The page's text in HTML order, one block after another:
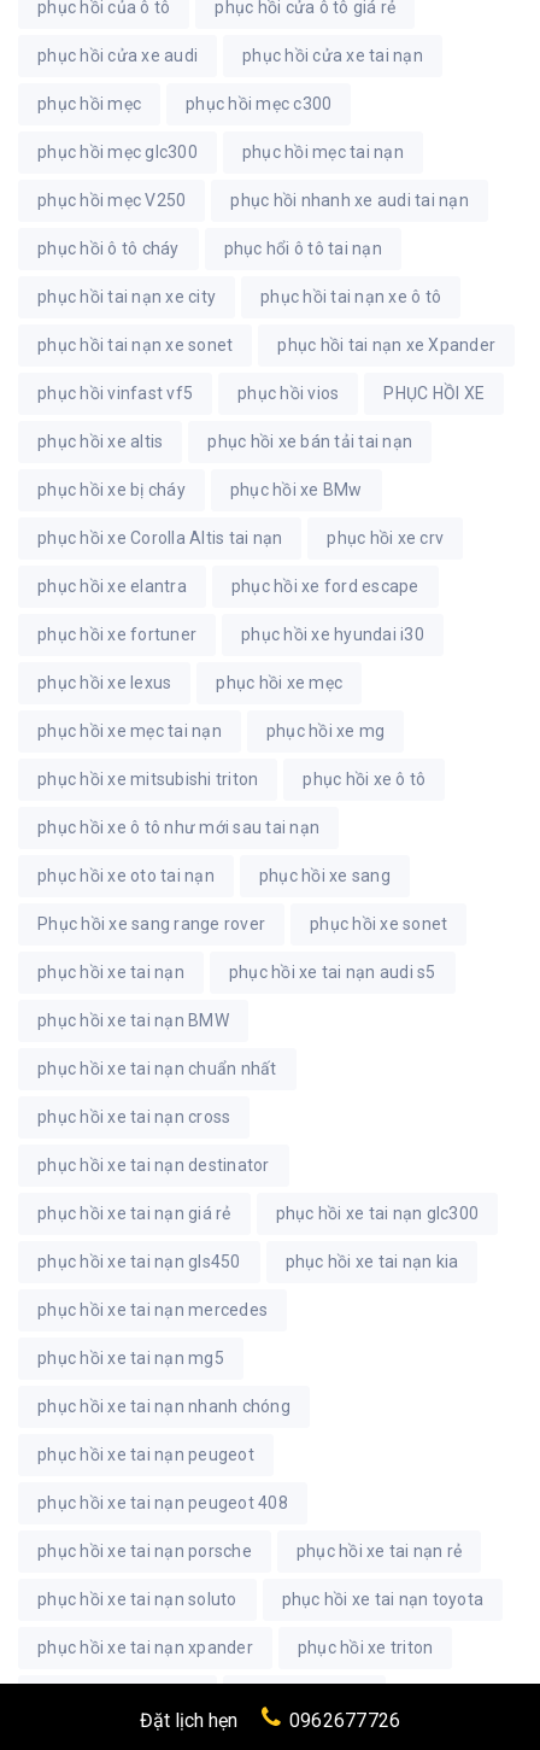
phục hồi của ô tô phục hồi cửa ô tô giá rẻ
phục hồi cửa xe audi phục hồi cửa xe tai nạn
phục hồi mẹc phục hồi mẹc c300
phục hồi mẹc glc300 phục hồi mẹc tai nạn
phục hồi mẹc V250 phục hồi nhanh xe audi tai nạn
phục hồi ô tô cháy phục hổi ô tô tai nạn
phục hồi tai nạn xe city phục hồi tai nạn xe ô tô
phục hồi tai nạn xe sonet phục hồi tai nạn xe Xpander
phục hồi vinfast vf5 phục hồi vios PHỤC HỒI XE
phục hồi xe altis phục hồi xe bán tải tai nạn
phục hồi xe bị cháy phục hồi xe BMw
phục hồi xe Corolla Altis tai nạn phục hồi xe crv
phục hồi xe elantra phục hồi xe ford escape
phục hồi xe fortuner phục hồi xe hyundai i30
phục hồi xe lexus phục hồi xe mẹc
phục hồi xe mẹc tai nạn phục hồi xe mg
phục hồi xe mitsubishi triton phục hồi xe ô tô
phục hồi xe ô tô như mới sau tai nạn
phục hồi xe oto tai nạn phục hồi xe sang
Phục hồi xe sang range rover phục hồi xe sonet
phục hồi xe tai nạn phục hồi xe tai nạn audi s5
phục hồi xe tai nạn BMW
phục hồi xe tai nạn chuẩn nhất
phục hồi xe tai nạn cross
phục hồi xe tai nạn destinator
phục hồi xe tai nạn giá rẻ phục hồi xe tai nạn glc300
phục hồi xe tai nạn gls450 phục hồi xe tai nạn kia
phục hồi xe tai nạn mercedes
phục hồi xe tai nạn mg5
phục hồi xe tai nạn nhanh chóng
phục hồi xe tai nạn peugeot
phục hồi xe tai nạn peugeot 408
phục hồi xe tai nạn porsche phục hồi xe tai nạn rẻ
phục hồi xe tai nạn soluto phục hồi xe tai nạn toyota
phục hồi xe tai nạn xpander phục hồi xe triton
Đặt lịch hẹn 0962677726